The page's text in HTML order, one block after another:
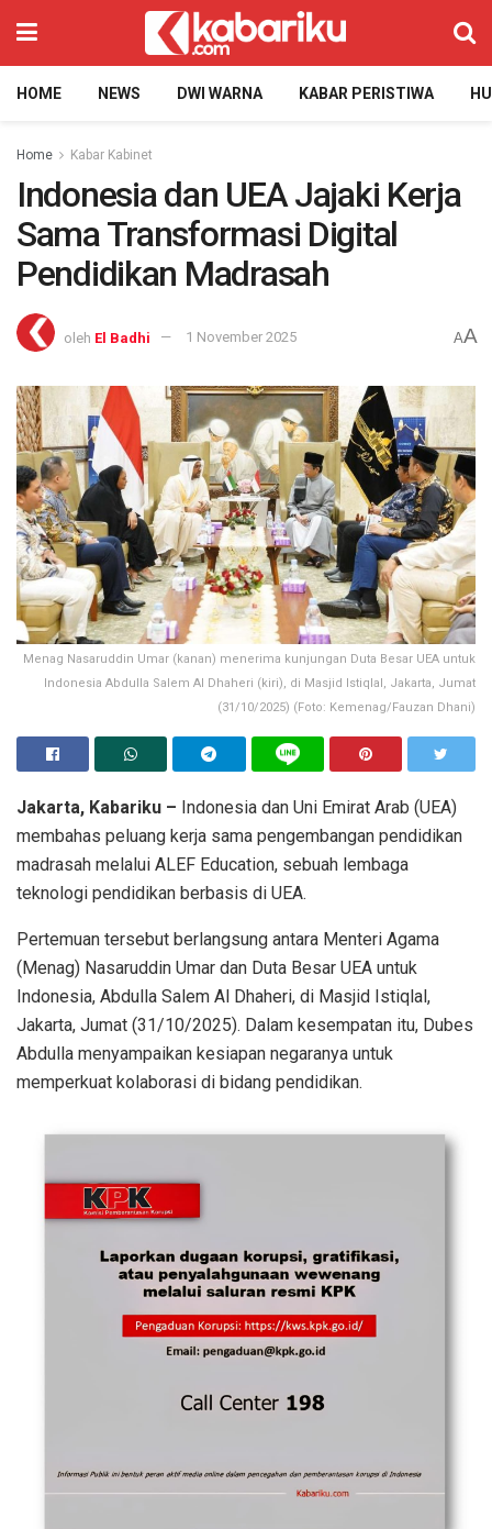
HOME NEWS DWI WARNA KABAR PERISTIWA
Home Kabar Kabinet
Indonesia dan UEA Jajaki Kerja
Sama Transformasi Digital
Pendidikan Madrasah
oleh El Badhi 1 November 2025 AA
Menag Nasaruddin Umar (kanan) menerima kunjungan Duta Besar UEA untuk
Indonesia Abdulla Salem Al Dhaheri (kiri), di Masjid Istiqlal, Jakarta, Jumat
(31/10/2025) (Foto: Kemenag/Fauzan Dhani)
Jakarta, Kabariku – Indonesia dan Uni Emirat Arab (UEA)
membahas peluang kerja sama pengembangan pendidikan
madrasah melalui ALEF Education, sebuah lembaga
teknologi pendidikan berbasis di UEA.
Pertemuan tersebut berlangsung antara Menteri Agama
(Menag) Nasaruddin Umar dan Duta Besar UEA untuk
Indonesia, Abdulla Salem Al Dhaheri, di Masjid Istiqlal,
Jakarta, Jumat (31/10/2025). Dalam kesempatan itu, Dubes
Abdulla menyampaikan kesiapan negaranya untuk
memperkuat kolaborasi di bidang pendidikan.